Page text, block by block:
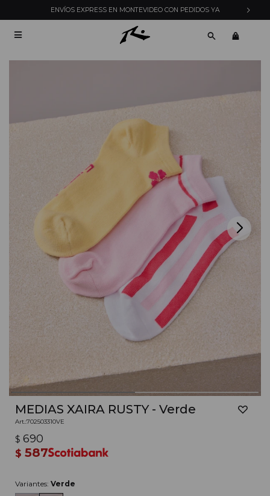
ENVÍOS EXPRESS EN MONTEVIDEO CON PEDIDOS YA

MEDIAS XAIRA RUSTY - Verde
702503310VE
$ 690
$ 587
Variantes: Verde